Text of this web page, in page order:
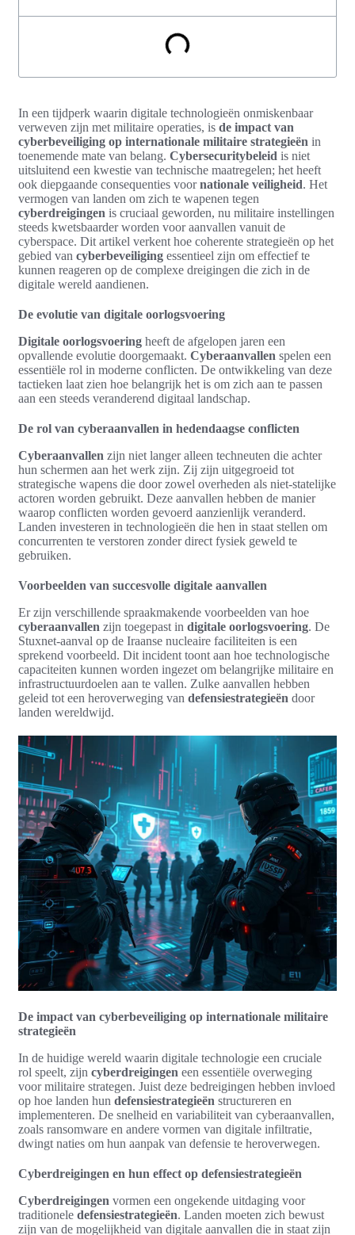
In een tijdperk waarin digitale technologieën onmiskenbaar
verweven zijn met militaire operaties, is de impact van
cyberbeveiliging op internationale militaire strategieën in
toenemende mate van belang. Cybersecuritybeleid is niet
uitsluitend een kwestie van technische maatregelen; het heeft
ook diepgaande consequenties voornationale veiligheid. Het
vermogen van landen om zich te wapenen tegen
cyberdreigingen is cruciaal geworden, nu militaire instellingen
steeds kwetsbaarder worden voor aanvallen vanuit de
cyberspace. Dit artikel verkent hoe coherente strategieën op het
gebied van cyberbeveiliging essentieel zijn om effectief te
kunnen reageren op de complexe dreigingen die zich in de
digitale wereld aandienen.
De evolutie van digitale oorlogsvoering
Digitale oorlogsvoering heeft de afgelopen jaren een
opvallende evolutie doorgemaakt. Cyberaanvallen spelen een
essentiële rol in moderne conflicten. De ontwikkeling van deze
tactieken laat zien hoe belangrijk het is om zich aan te passen
aan een steeds veranderend digitaal landschap.
De rol van cyberaanvallen in hedendaagse conflicten
Cyberaanvallen zijn niet langer alleen techneuten die achter
hun schermen aan het werk zijn. Zij zijn uitgegroeid tot
strategische wapens die door zowel overheden als niet-statelijke
actoren worden gebruikt. Deze aanvallen hebben de manier
waarop conflicten worden gevoerd aanzienlijk veranderd.
Landen investeren in technologieën die hen in staat stellen om
concurrenten te verstoren zonder direct fysiek geweld te
gebruiken.
Voorbeelden van succesvolle digitale aanvallen
Er zijn verschillende spraakmakende voorbeelden van hoe
cyberaanvallen zijn toegepast in digitale oorlogsvoering. De
Stuxnet-aanval op de Iraanse nucleaire faciliteiten is een
sprekend voorbeeld. Dit incident toont aan hoe technologische
capaciteiten kunnen worden ingezet om belangrijke militaire en
infrastructuurdoelen aan te vallen. Zulke aanvallen hebben
geleid tot een heroverweging van defensiestrategieën door
landen wereldwijd.
De impact van cyberbeveiliging op internationale militaire
strategieën
In de huidige wereld waarin digitale technologie een cruciale
rol speelt, zijn cyberdreigingen een essentiële overweging
voor militaire strategen. Juist deze bedreigingen hebben invloed
op hoe landen hun defensiestrategieën structureren en
implementeren. De snelheid en variabiliteit van cyberaanvallen,
zoals ransomware en andere vormen van digitale infiltratie,
dwingt naties om hun aanpak van defensie te heroverwegen.
Cyberdreigingen en hun effect op defensiestrategieën
Cyberdreigingen vormen een ongekende uitdaging voor
traditionele defensiestrategieën. Landen moeten zich bewust
zijn van de mogelijkheid van digitale aanvallen die in staat zijn